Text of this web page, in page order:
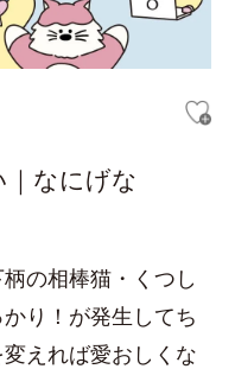
なにげな
の相棒猫・くつし
り！が発生してち
えれば愛おしくな